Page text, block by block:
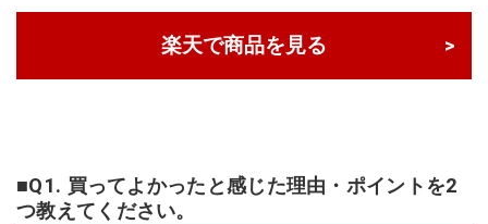
楽天で商品を見る
■Q1. 買ってよかったと感じた理由・ポイントを2
つ教えてください。